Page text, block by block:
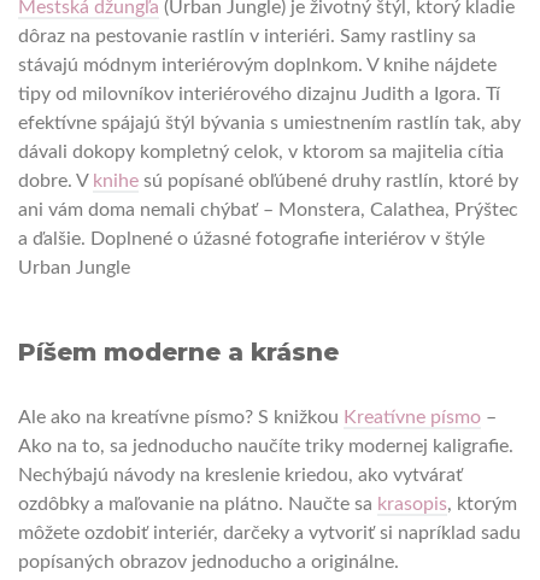
Mestská džungľa (Urban Jungle) je životný štýl, ktorý kladie
dôraz na pestovanie rastlín v interiéri. Samy rastliny sa
stávajú módnym interiérovým doplnkom. V knihe nájdete
tipy od milovníkov interiérového dizajnu Judith a Igora. Tí
efektívne spájajú štýl bývania s umiestnením rastlín tak, aby
dávali dokopy kompletný celok, v ktorom sa majitelia cítia
dobre. V knihe sú popísané obľúbené druhy rastlín, ktoré by
ani vám doma nemali chýbať – Monstera, Calathea, Prýštec
a ďalšie. Doplnené o úžasné fotografie interiérov v štýle
Urban Jungle
Píšem moderne a krásne
Ale ako na kreatívne písmo? S knižkou Kreatívne písmo –
Ako na to, sa jednoducho naučíte triky modernej kaligrafie.
Nechýbajú návody na kreslenie kriedou, ako vytvárať
ozdôbky a maľovanie na plátno. Naučte sa krasopis, ktorým
môžete ozdobiť interiér, darčeky a vytvoriť si napríklad sadu
popísaných obrazov jednoducho a originálne.